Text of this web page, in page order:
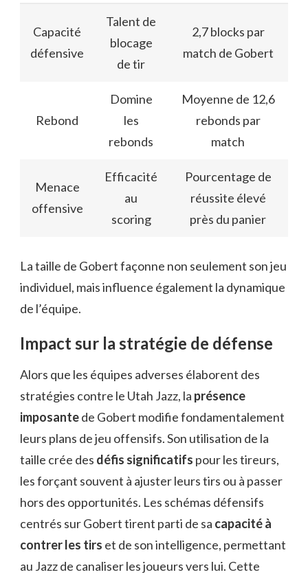
Capacité
défensive
Talent de
blocage
de tir
2,7 blocks par
match de Gobert
Rebond
Domine
les
rebonds
Moyenne de 12,6
rebonds par
match
Menace
offensive
Efficacité
au
scoring
Pourcentage de
réussite élevé
près du panier
La taille de Gobert façonne non seulement son jeu
individuel, mais influence également la dynamique
de l’équipe.
Impact sur la stratégie de défense
Alors que les équipes adverses élaborent des
stratégies contre le Utah Jazz, la présence
imposantede Gobert modifie fondamentalement
leurs plans de jeu offensifs. Son utilisation de la
taille crée des défis significatifs pour les tireurs,
les forçant souvent à ajuster leurs tirs ou à passer
hors des opportunités. Les schémas défensifs
centrés sur Gobert tirent parti de sa capacité à
contrer les tirs et de son intelligence, permettant
au Jazz de canaliser les joueurs vers lui. Cette